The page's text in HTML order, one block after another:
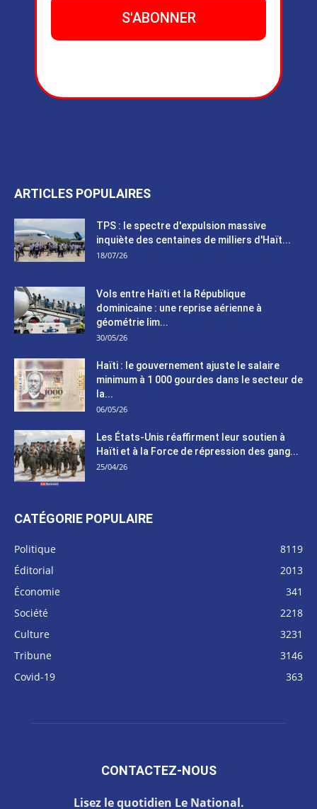
ARTICLES POPULAIRES
TPS : le spectre d'expulsion massive
inquiète des centaines de milliers d'Haït...
18/07/26
Vols entre Haïti et la République
dominicaine : une reprise aérienne à
géométrie lim...
30/05/26
Haïti : le gouvernement ajuste le salaire
minimum à 1 000 gourdes dans le secteur de
la...
06/05/26
Les États-Unis réaffirment leur soutien à
Haïti et à la Force de répression des gang...
25/04/26
CATÉGORIE POPULAIRE
Politique
8119
Éditorial
2013
Économie
341
Société
2218
Culture
3231
Tribune
3146
Covid-19
363
CONTACTEZ-NOUS
Lisez le quotidien Le National.